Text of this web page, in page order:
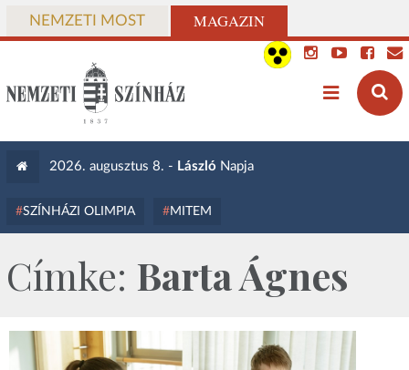
NEMZETI MOST MAGAZIN
2026. augusztus 8. - László Napja
SZÍNHÁZI OLIMPIA MITEM
Címke: Barta Ágnes